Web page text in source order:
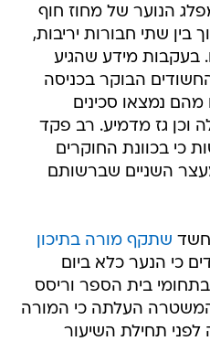
שוטרי מפלג הנוער של מחוז חוף
בין שתי חבורות יריבות,
בעקבות מידע שהגיע
הבוקר בכניסה
נמצאו סכינים
וכן גז מדמיע. רב פקד
כי בכוונת החוקרים
השניים שברשותם
שתקף מורה בתיכון
כי הנער כלא ביום
בית הספר וריסס
העלתה כי המורה
תחילת השיעור